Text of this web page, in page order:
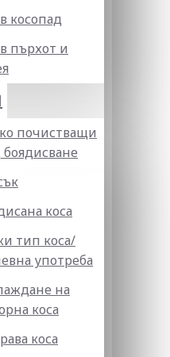
косопад
пърхот и
почистващи
боядисване
коса
тип коса/
употреба
на
коса
коса